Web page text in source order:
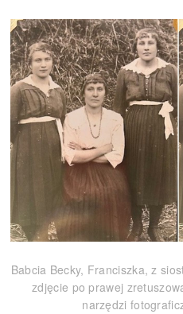
Babcia Becky, Franciszka, z
zdjęcie po prawej
narzędzi